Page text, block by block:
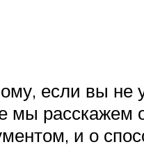
если вы не
мы расскажем
и о